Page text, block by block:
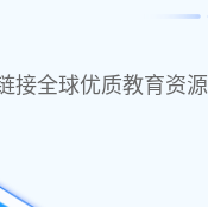
接全球优质教育资